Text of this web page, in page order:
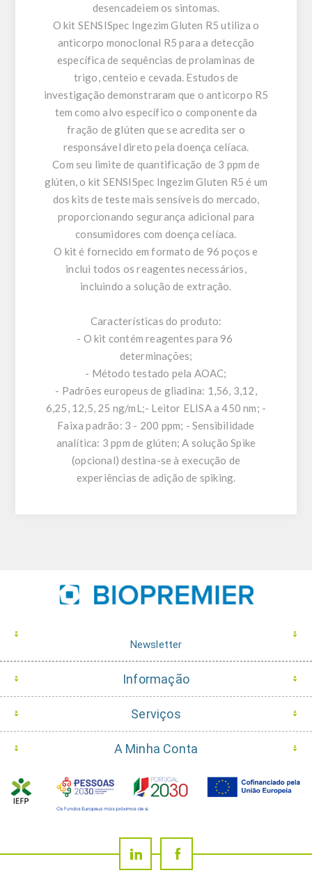
desencadeiem os sintomas.
O kit SENSISpec Ingezim Gluten R5 utiliza o
anticorpo monoclonal R5 para a detecção
específica de sequências de prolaminas de
trigo, centeio e cevada. Estudos de
investigação demonstraram que o anticorpo R5
tem como alvo específico o componente da
fração de glúten que se acredita ser o
responsável direto pela doença celíaca.
Com seu limite de quantificação de 3 ppm de
glúten, o kit SENSISpec Ingezim Gluten R5 é um
dos kits de teste mais sensíveis do mercado,
proporcionando segurança adicional para
consumidores com doença celíaca.
O kit é fornecido em formato de 96 poços e
inclui todos os reagentes necessários,
incluindo a solução de extração.
Características do produto:
- O kit contém reagentes para 96 ​​
determinações;
- Método testado pela AOAC;
- Padrões europeus de gliadina: 1,56, 3,12,
6,25, 12,5, 25 ng/mL;- Leitor ELISA a 450 nm; -
Faixa padrão: 3 - 200 ppm; - Sensibilidade
analítica: 3 ppm de glúten; A solução Spike
(opcional) destina-se à execução de
experiências de adição de spiking.
Newsletter
Informação
Serviços
A Minha Conta